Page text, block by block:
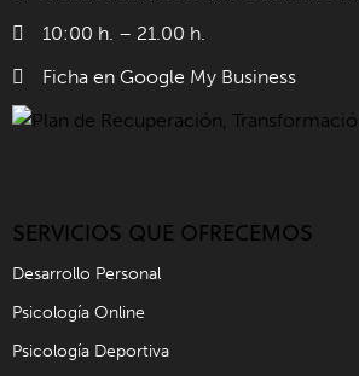
10:00 h. – 21.00 h.
Ficha en Google My Business
SERVICIOS QUE OFRECEMOS
Desarrollo Personal
Psicología Online
Psicología Deportiva